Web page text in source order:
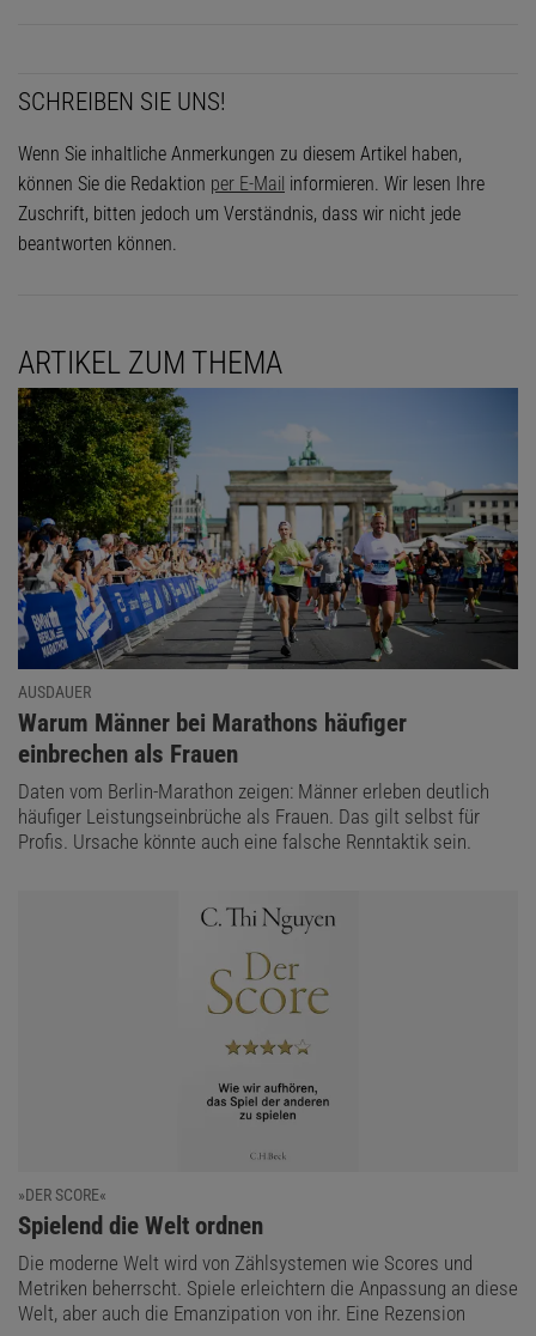
SCHREIBEN SIE UNS!
Wenn Sie inhaltliche Anmerkungen zu diesem Artikel haben,
können Sie die Redaktion per E-Mail informieren. Wir lesen Ihre
Zuschrift, bitten jedoch um Verständnis, dass wir nicht jede
beantworten können.
ARTIKEL ZUM THEMA
AUSDAUER
:
Warum Männer bei Marathons häufiger
einbrechen als Frauen
Daten vom Berlin-Marathon zeigen: Männer erleben deutlich
häufiger Leistungseinbrüche als Frauen. Das gilt selbst für
Profis. Ursache könnte auch eine falsche Renntaktik sein.
»DER SCORE«
:
Spielend die Welt ordnen
Die moderne Welt wird von Zählsystemen wie Scores und
Metriken beherrscht. Spiele erleichtern die Anpassung an diese
Welt, aber auch die Emanzipation von ihr. Eine Rezension